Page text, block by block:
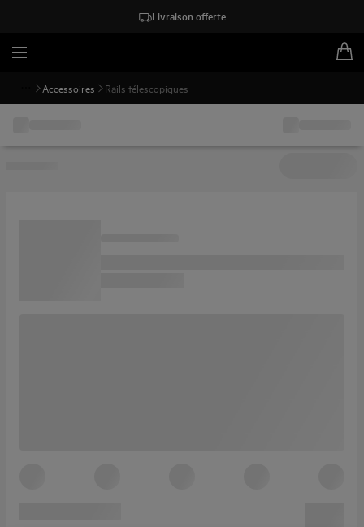
Livraison offerte
Accessoires Rails télescopiques